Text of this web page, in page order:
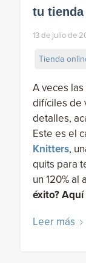
tu
13 de julio de
Tienda
A veces
difíciles de
detalles,
Este es el
Knitters,
quits para
un 120% al
éxito? Aquí
Leer más